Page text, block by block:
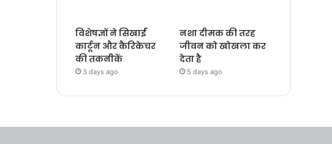
विशेषज्ञों ने सिखाईं
कार्टून और कैरिकेचर
की तकनीकें
3 days ago
नशा दीमक की तरह
जीवन को खोखला कर
देता है
5 days ago